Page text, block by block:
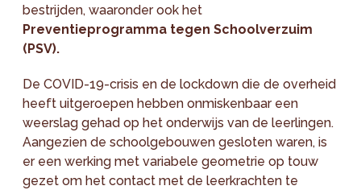
bestrijden, waaronder ook het
Preventieprogramma tegen Schoolverzuim
(PSV).
De COVID-19-crisis en de lockdown die de overheid
heeft uitgeroepen hebben onmiskenbaar een
weerslag gehad op het onderwijs van de leerlingen.
Aangezien de schoolgebouwen gesloten waren, is
er een werking met variabele geometrie op touw
gezet om het contact met de leerkrachten te